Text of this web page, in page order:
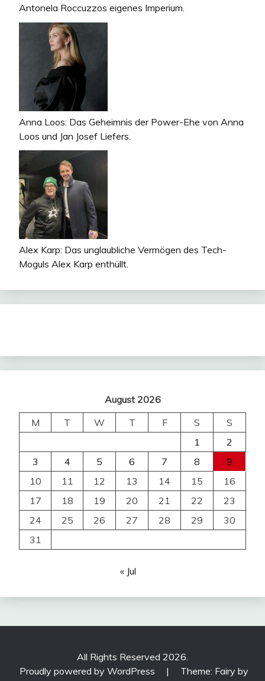
Antonela Roccuzzos eigenes Imperium.
Anna Loos: Das Geheimnis der Power-Ehe von Anna
Loos und Jan Josef Liefers.
Alex Karp: Das unglaubliche Vermögen des Tech-
Moguls Alex Karp enthüllt.
August 2026
M
T W T F S
S
1
2
3
4 5 6 7 8
9
10
11 12 13 14 15
16
17
18 19 20 21 22
23
24
25 26 27 28 29
30
31
« Jul
All Rights Reserved 2026.
Proudly powered by WordPress
|
Theme: Fairy by